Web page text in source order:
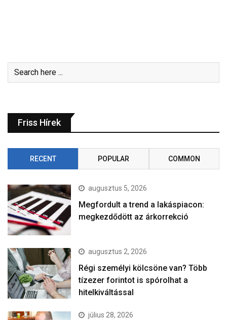
Friss Hírek
RECENT POPULAR COMMON
augusztus 5, 2026
Megfordult a trend a lakáspiacon:
megkezdődött az árkorrekció
augusztus 2, 2026
Régi személyi kölcsöne van? Több
tízezer forintot is spórolhat a
hitelkiváltással
július 28, 2026